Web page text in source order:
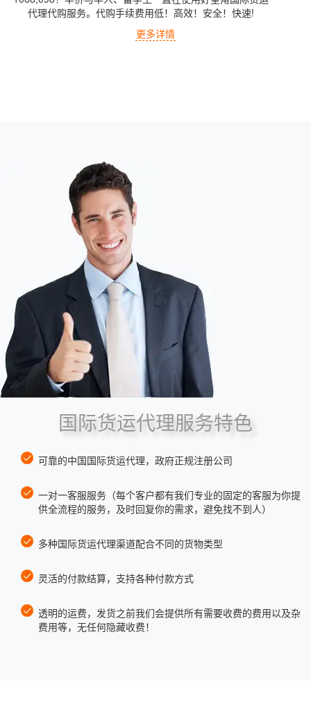
代理代购服务。代购手续费用低！高效！安全！快速!
更多详情
国际货运代理服务特色
可靠的中国国际货运代理，政府正规注册公司
一对一客服服务（每个客户都有我们专业的固定的客服为你提
供全流程的服务，及时回复你的需求，避免找不到人）
多种国际货运代理渠道配合不同的货物类型
灵活的付款结算，支持各种付款方式
透明的运费，发货之前我们会提供所有需要收费的费用以及杂
费用等，无任何隐藏收费！